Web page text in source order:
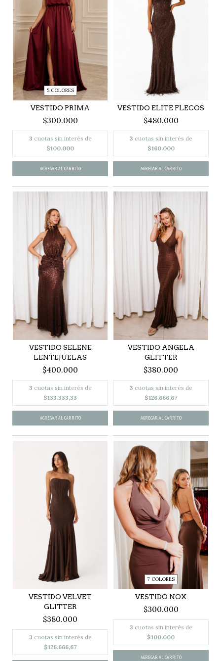
5 COLORES
VESTIDO PRIMA
$300.000
3 cuotas sin interés de
$100.000
AGREGAR AL CARRITO
VESTIDO ELITE FLECOS
$480.000
3 cuotas sin interés de
$160.000
AGREGAR AL CARRITO
VESTIDO SELENE
LENTEJUELAS
$400.000
3 cuotas sin interés de
$133.333,33
AGREGAR AL CARRITO
VESTIDO ANGELA
GLITTER
$380.000
3 cuotas sin interés de
$126.666,67
AGREGAR AL CARRITO
VESTIDO VELVET
GLITTER
$380.000
3 cuotas sin interés de
$126.666,67
7 COLORES
VESTIDO NOX
$300.000
3 cuotas sin interés de
$100.000
AGREGAR AL CARRITO